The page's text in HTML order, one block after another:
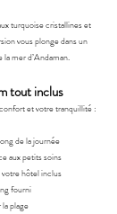
turquoise cristallines et
vous plonge dans un
mer d’Andaman.
tout inclus
et votre tranquillité :
de la journée
aux petits soins
hôtel inclus
fourni
plage